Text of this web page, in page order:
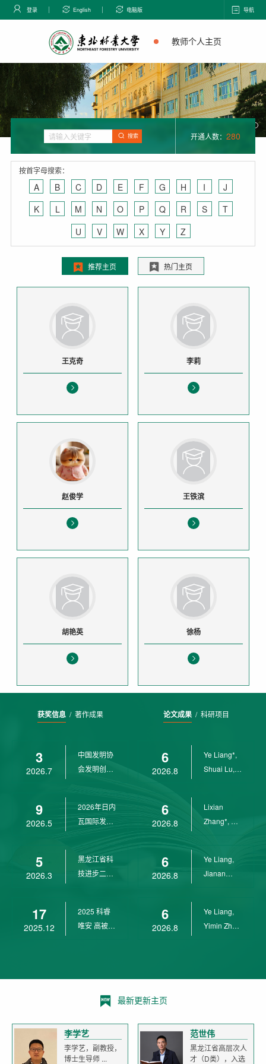
登录 English 电脑版 导航
教师个人主页
搜索 开通人数： 280
按首字母搜索：
A B C D E F G H I
J
K
L M N O P Q R S
T
U
V W X Y Z
推荐主页 热门主页
王克奇 李莉
赵俊学 王铁滨
胡艳英 徐杨
获奖信息/ 著作成果
3
2026.7
中国发明协
会发明创业
9
2026.5
2026年日内
瓦国际发明
5
2026.3
黑龙江省科
技进步二等
17
2025.12
2025 科睿
唯安 高被引
论文成果/ 科研项目
6
2026.8
Ye Liang*,
Shuai Lu,
6
2026.8
Lixian
Zhang*, Ye
6
2026.8
Ye Liang,
Jianan
6
2026.8
Ye Liang,
Yimin Zhu,
最新更新主页
李学艺
李学艺，副教授，
博士生导师 ...
范世伟
黑龙江省高层次人
才（D类），入选